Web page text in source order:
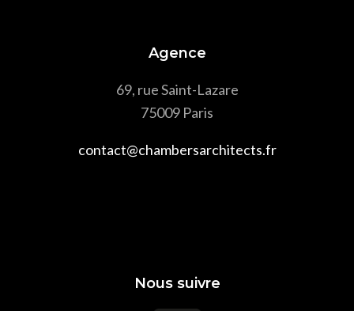
Agence
69, rue Saint-Lazare
75009 Paris
contact@chambersarchitects.fr
Nous suivre